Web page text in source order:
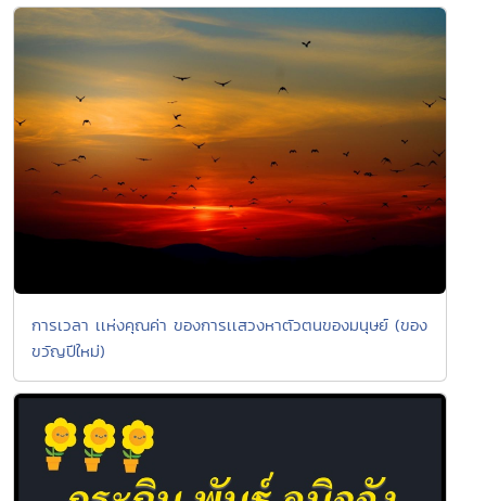
การเวลา เเห่งคุณค่า ของการเเสวงหาตัวตนของมนุษย์ (ของ
ขวัญปีใหม่)